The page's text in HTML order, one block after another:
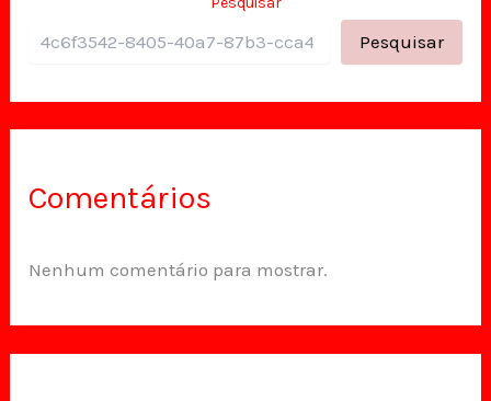
Pesquisar
Comentários
Nenhum comentário para mostrar.